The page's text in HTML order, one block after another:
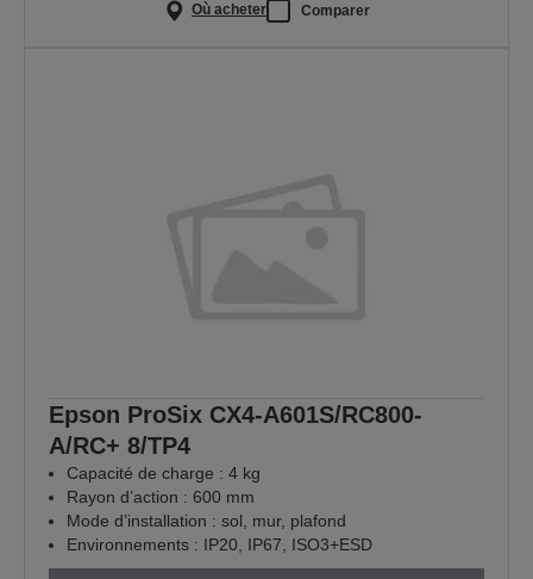
Où acheter Comparer
Epson ProSix CX4-A601S/RC800-
A/RC+ 8/TP4
Capacité de charge : 4 kg
Rayon d’action : 600 mm
Mode d’installation : sol, mur, plafond
Environnements : IP20, IP67, ISO3+ESD